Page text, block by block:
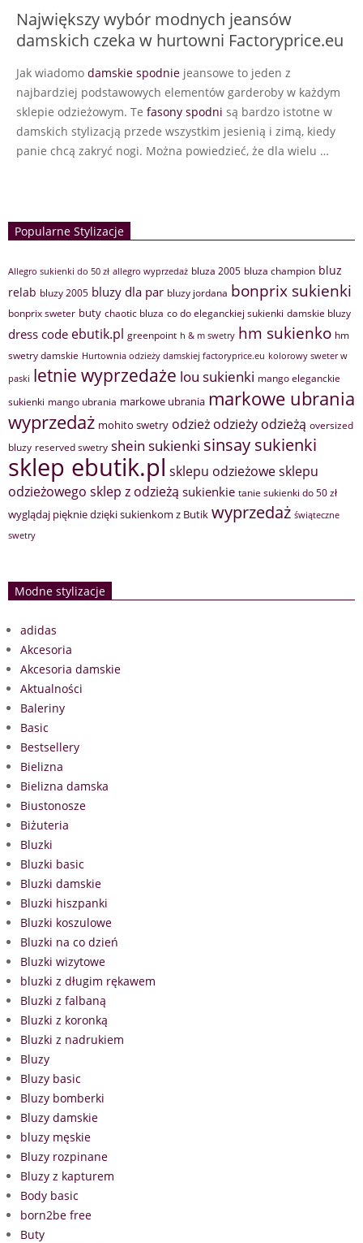
Największy wybór modnych jeansów
damskich czeka w hurtowni Factoryprice.eu
Jak wiadomo damskie spodnie jeansowe to jeden z
najbardziej podstawowych elementów garderoby w każdym
sklepie odzieżowym. Te fasony spodni są bardzo istotne w
damskich stylizacją przede wszystkim jesienią i zimą, kiedy
panie chcą zakryć nogi. Można powiedzieć, że dla wielu …
Popularne Stylizacje
Allegro sukienki do 50 zł allegro wyprzedaż bluza 2005 bluza champion bluz
relab bluzy 2005 bluzy dla par bluzy jordana bonprix sukienki
bonprix sweter buty chaotic bluza co do eleganckiej sukienki damskie bluzy
dress code ebutik.pl greenpoint h & m swetry hm sukienko hm
swetry damskie Hurtownia odzieży damskiej factoryprice.eu kolorowy sweter w
paski letnie wyprzedaże lou sukienki mango eleganckie
sukienki mango ubrania markowe ubrania markowe ubrania
wyprzedaż mohito swetry odzież odzieży odzieżą oversized
bluzy reserved swetry shein sukienki sinsay sukienki
sklep ebutik.pl sklepu odzieżowesklepu
odzieżowego sklep z odzieżą sukienkie tanie sukienki do 50 zł
wyglądaj pięknie dzięki sukienkom z Butik wyprzedaż świąteczne
swetry
Modne stylizacje
adidas
Akcesoria
Akcesoria damskie
Aktualności
Baleriny
Basic
Bestsellery
Bielizna
Bielizna damska
Biustonosze
Biżuteria
Bluzki
Bluzki basic
Bluzki damskie
Bluzki hiszpanki
Bluzki koszulowe
Bluzki na co dzień
Bluzki wizytowe
bluzki z długim rękawem
Bluzki z falbaną
Bluzki z koronką
Bluzki z nadrukiem
Bluzy
Bluzy basic
Bluzy bomberki
Bluzy damskie
bluzy męskie
Bluzy rozpinane
Bluzy z kapturem
Body basic
born2be free
Buty